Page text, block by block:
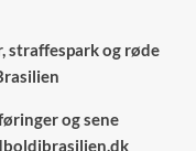
straffespark og røde
og sene